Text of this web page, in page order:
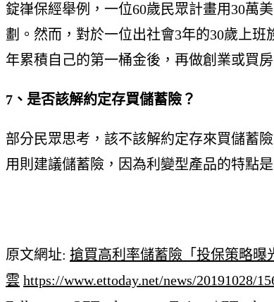
錠嵂保經舉例，一位60歲民眾計畫用30萬
劃。然而，對於一位出社會3年的30歲上
年累積自己的第一桶金後，再做創業或買
7、是否該解約定存買儲蓄險？
部分民眾思考，該不該解約定存來買儲蓄
用則建議儲蓄險，因為利變型產品的特點
原文網址: 搶買高利率儲蓄險「投保策略曝
雲 https://www.ettoday.net/news/20191028/